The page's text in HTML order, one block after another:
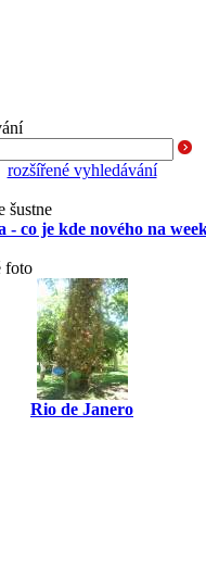
rozšířené vyhledávání
šustne
- co je kde nového na
foto
Rio de Janero